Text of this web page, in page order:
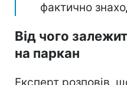
фактично
Від чого
на паркан